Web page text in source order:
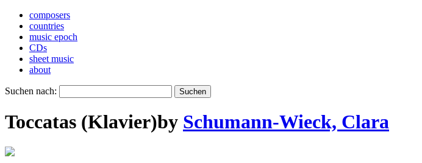
composers
countries
music epoch
CDs
sheet music
about
Suchen nach:
Toccatas (Klavier)by Schumann-Wieck, Clara